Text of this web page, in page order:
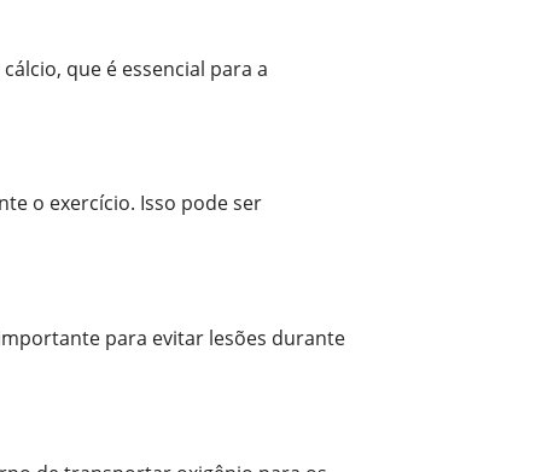
que é essencial para a
o exercício. Isso pode ser
para evitar lesões durante